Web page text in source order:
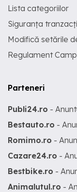
Lista categoriilor
Siguranța
Modifică setările
Regulament
Parteneri
Publi24.ro -
Bestauto.ro -
Romimo.ro -
Cazare24.ro -
Bestbike.ro -
Animalutul.ro -